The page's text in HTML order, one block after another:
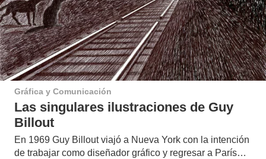
Gráfica y Comunicación
Las singulares ilustraciones de Guy
Billout
En 1969 Guy Billout viajó a Nueva York con la intención
de trabajar como diseñador gráfico y regresar a París…